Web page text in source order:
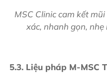
MSC Clinic cam kết
xác, nhanh gọn,
5.3. Liệu pháp M-MSC